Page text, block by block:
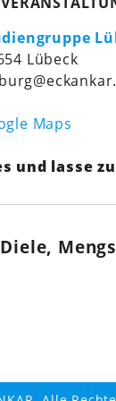
Lübeck
Maps
und lasse